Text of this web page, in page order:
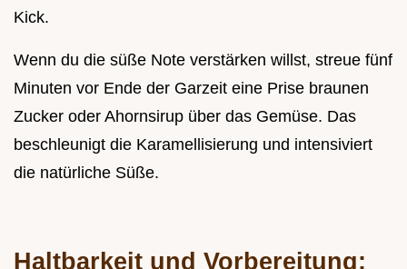
Kick.
Wenn du die süße Note verstärken willst, streue fünf
Minuten vor Ende der Garzeit eine Prise braunen
Zucker oder Ahornsirup über das Gemüse. Das
beschleunigt die Karamellisierung und intensiviert
die natürliche Süße.
Haltbarkeit und Vorbereitung: